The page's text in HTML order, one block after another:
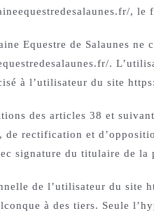
,
Equestre de Salaunes
.
à l’utilisateur du site
des articles 38 et
de rectification et
signature du titulaire de la
de l’utilisateur du site
à des tiers. Seule